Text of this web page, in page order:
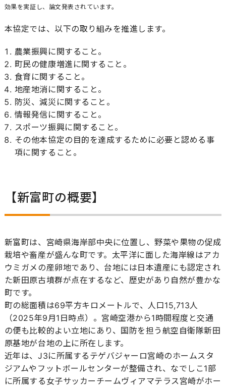
効果を実証し、論文発表されています。
本協定では、以下の取り組みを推進します。
農業振興に関すること。
町民の健康増進に関すること。
食育に関すること。
地産地消に関すること。
防災、減災に関すること。
情報発信に関すること。
スポーツ振興に関すること。
その他本協定の目的を達成するために必要と認める事
項に関すること。
【新富町の概要】
新富町は、宮崎県海岸部中央に位置し、野菜や果物の促成
栽培や畜産が盛んな町です。太平洋に面した海岸線はアカ
ウミガメの産卵地であり、台地には日本遺産にも認定され
た新田原古墳群が点在するなど、歴史があり自然が豊かな
町です。
町の総面積は69平方キロメートルで、人口15,713人
（2025年9月1日時点）。宮崎空港から1時間程度と交通
の便も比較的よい立地にあり、国防を担う航空自衛隊新田
原基地が台地の上に所在します。
近年は、J3に所属するテゲバジャーロ宮崎のホームスタ
ジアムやフットボールセンターが整備され、なでしこ1部
に所属する女子サッカーチームヴィアマテラス宮崎がホー